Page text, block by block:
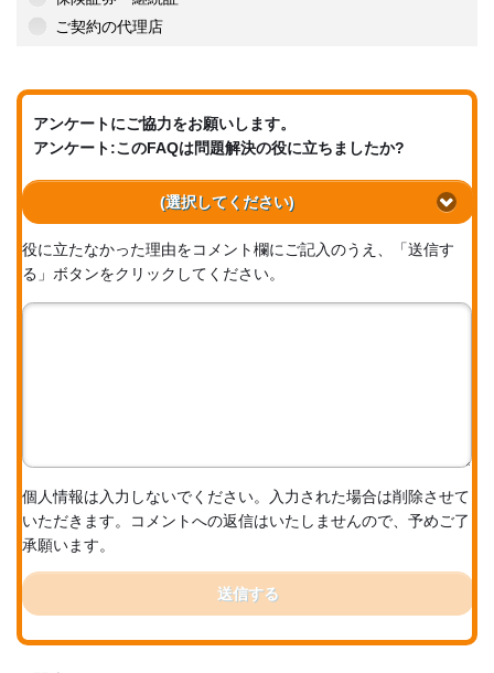
ご契約の代理店
アンケートにご協力をお願いします。
アンケート:このFAQは問題解決の役に立ちましたか?
(選択してください)
役に立たなかった理由をコメント欄にご記入のうえ、「送信す
る」ボタンをクリックしてください。
個人情報は入力しないでください。入力された場合は削除させて
いただきます。コメントへの返信はいたしませんので、予めご了
承願います。
送信する